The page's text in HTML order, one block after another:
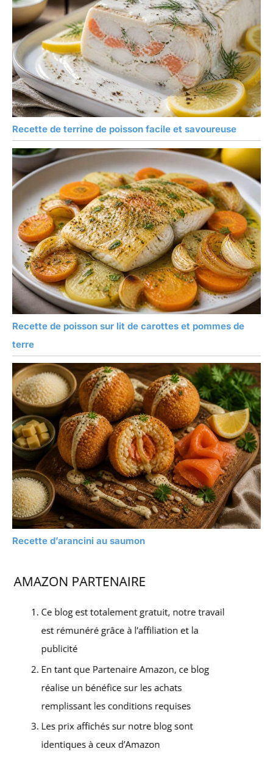
Recette de terrine de poisson facile et savoureuse
Recette de poisson sur lit de carottes et pommes de
terre
Recette d’arancini au saumon